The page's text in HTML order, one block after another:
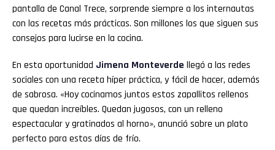
pantalla de Canal Trece, sorprende siempre a los internautas
con las recetas más prácticas. Son millones los que siguen sus
consejos para lucirse en la cocina.
En esta oportunidad Jimena Monteverde llegó a las redes
sociales con una receta híper práctica, y fácil de hacer, además
de sabrosa. «Hoy cocinamos juntos estos zapallitos rellenos
que quedan increíbles. Quedan jugosos, con un relleno
espectacular y gratinados al horno», anunció sobre un plato
perfecto para estos días de frío.